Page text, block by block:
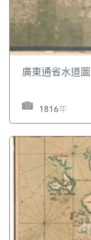
廣東通省水道圖
1816年